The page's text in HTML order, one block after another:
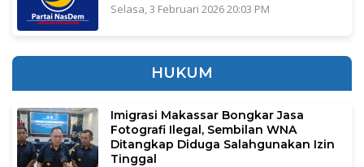
Selasa, 3 Februari 2026 20:03 PM
HUKUM
Imigrasi Makassar Bongkar Jasa
Fotografi Ilegal, Sembilan WNA
Ditangkap Diduga Salahgunakan Izin
Tinggal